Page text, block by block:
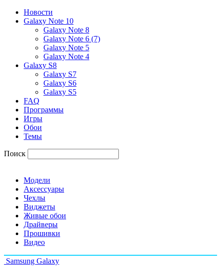
Новости
Galaxy Note 10
Galaxy Note 8
Galaxy Note 6 (7)
Galaxy Note 5
Galaxy Note 4
Galaxy S8
Galaxy S7
Galaxy S6
Galaxy S5
FAQ
Программы
Игры
Обои
Темы
Поиск
Модели
Аксессуары
Чехлы
Виджеты
Живые обои
Драйверы
Прошивки
Видео
Samsung Galaxy